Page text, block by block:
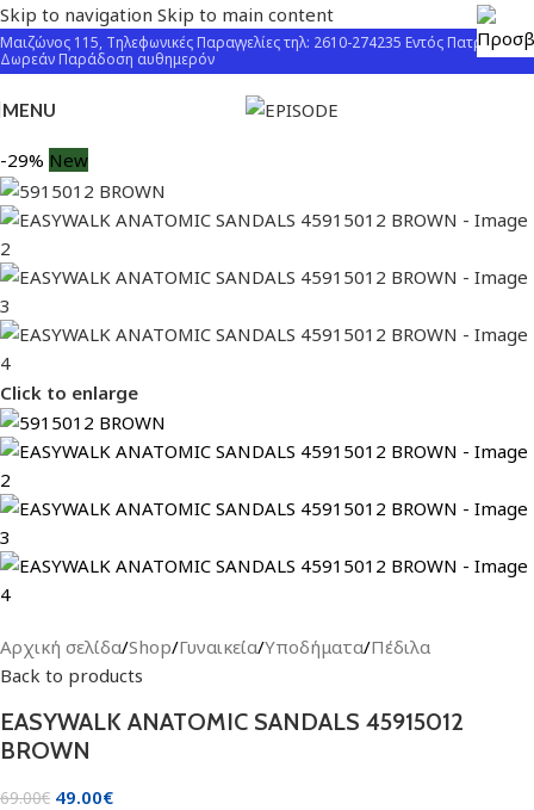
Skip to navigation Skip to main content
Μαιζώνος 115, Τηλεφωνικές Παραγγελίες τηλ: 2610-274235 Εντός Πατρών
Δωρεάν Παράδοση αυθημερόν
MENU
-29% New
Click to enlarge
Αρχική σελίδα/Shop/Γυναικεία/Υποδήματα/Πέδιλα
Back to products
EASYWALK ANATOMIC SANDALS 45915012
BROWN
69.00€ 49.00€